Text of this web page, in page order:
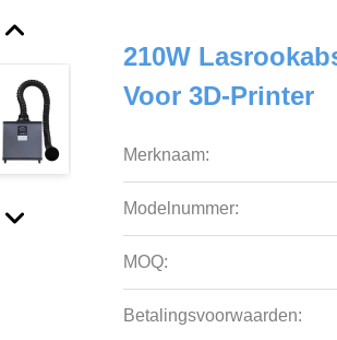
210W
Voor 3D-Printer
Merknaam:
Modelnummer:
MOQ:
Betalingsvoorwaarden: